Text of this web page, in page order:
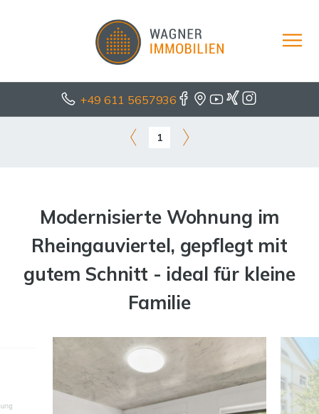
+49 611 5657936
1
Modernisierte Wohnung im
Rheingauviertel, gepflegt mit
gutem Schnitt - ideal für kleine
Familie